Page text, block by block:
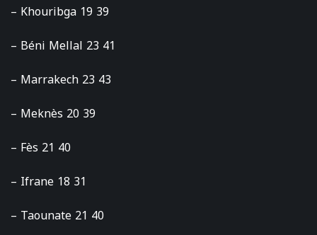
– Khouribga 19 39
– Béni Mellal 23 41
– Marrakech 23 43
– Meknès 20 39
– Fès 21 40
– Ifrane 18 31
– Taounate 21 40